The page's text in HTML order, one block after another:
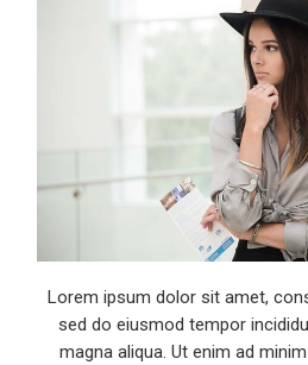
Lorem ipsum dolor sit amet,
sed do eiusmod tempor
magna aliqua. Ut enim ad